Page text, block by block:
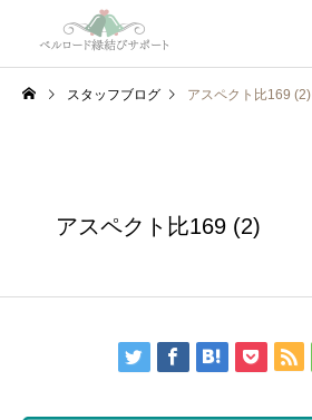
スタッフブログ アスペクト比169 (2)
アスペクト比169 (2)